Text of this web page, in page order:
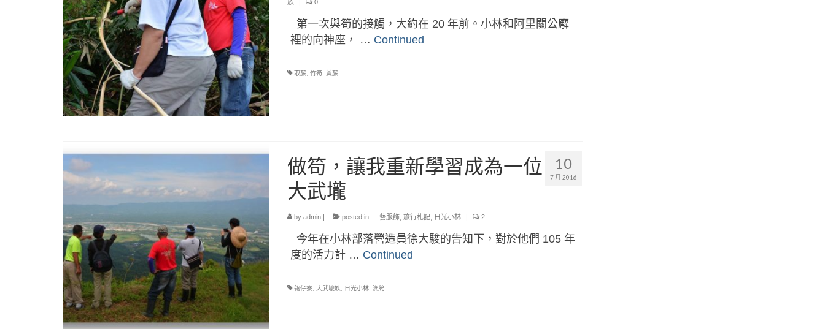
族 | 0
第一次與笱的接觸，大約在 20 年前。小林和阿里關公廨
裡的向神座， … Continued
取藤, 竹笱, 黃藤
10
7 月 2016
做笱，讓我重新學習成為一位
大武壠
by admin| posted in: 工藝服飾, 旅行札記, 日光小林 | 2
今年在小林部落營造員徐大駿的告知下，對於他們 105 年
度的活力計 … Continued
匏仔寮, 大武壠族, 日光小林, 漁笱